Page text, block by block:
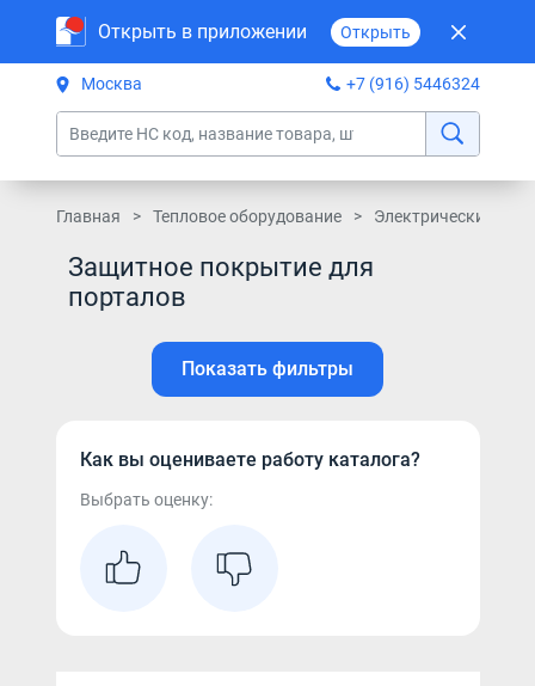
Открыть в приложении Открыть
Москва +7 (916) 5446324
Главная Тепловое оборудование Электрические
Защитное покрытие для
порталов
Показать фильтры
Как вы оцениваете работу каталога?
Выбрать оценку: